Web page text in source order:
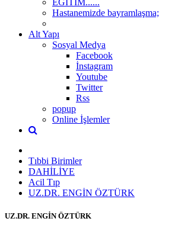
Hastanemizde bayramlaşma;
Alt Yapı
Sosyal Medya
Facebook
İnstagram
Youtube
Twitter
Rss
popup
Online İşlemler
Tıbbi Birimler
DAHİLİYE
Acil Tıp
UZ.DR. ENGİN ÖZTÜRK
UZ.DR. ENGİN ÖZTÜRK